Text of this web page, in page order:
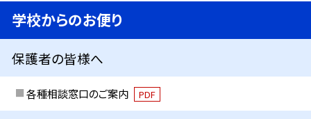
学校からのお便り
保護者の皆様へ
各種相談窓口のご案内 PDF